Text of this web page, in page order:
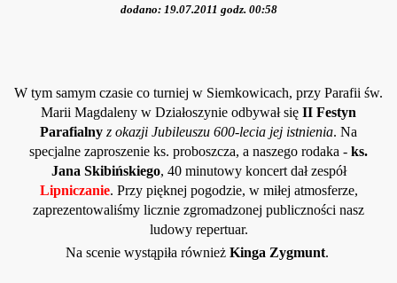
dodano: 19.07.2011 godz. 00:58
W tym samym czasie co turniej w Siemkowicach, przy Parafii św.
Marii Magdaleny w Działoszynie odbywał się II Festyn
Parafialny z okazji Jubileuszu 600-lecia jej istnienia. Na
specjalne zaproszenie ks. proboszcza, a naszego rodaka - ks.
Jana Skibińskiego, 40 minutowy koncert dał zespół
Lipniczanie. Przy pięknej pogodzie, w miłej atmosferze,
zaprezentowaliśmy licznie zgromadzonej publiczności nasz
ludowy repertuar.
Na scenie wystąpiła również Kinga Zygmunt.